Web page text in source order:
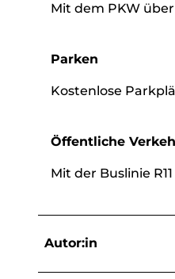
Mit dem PKW
Parken
Kostenlose
Öffentliche
Mit der Buslinie
Autor:in